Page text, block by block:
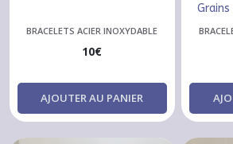
BRACELETS ACIER INOXYDABLE
10€
AJOUTER AU PANIER